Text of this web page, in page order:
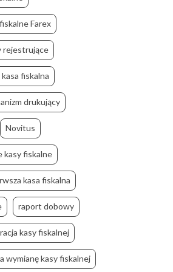
Farex
rejestrujące
kasa fiskalna
drukujący
Novitus
kasy fiskalne
kasa fiskalna
raport dobowy
kasy fiskalnej
wymianę kasy fiskalnej